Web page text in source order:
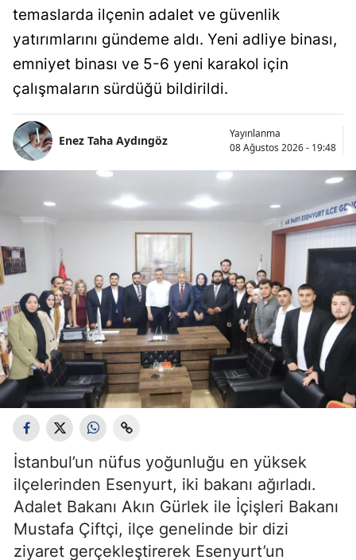
temaslarda ilçenin adalet ve güvenlik
yatırımlarını gündeme aldı. Yeni adliye binası,
emniyet binası ve 5-6 yeni karakol için
çalışmaların sürdüğü bildirildi.
Enez Taha Aydıngöz
Yayınlanma
08 Ağustos 2026 - 19:48
İstanbul’un nüfus yoğunluğu en yüksek
ilçelerinden Esenyurt, iki bakanı ağırladı.
Adalet Bakanı Akın Gürlek ile İçişleri Bakanı
Mustafa Çiftçi, ilçe genelinde bir dizi
ziyaret gerçekleştirerek Esenyurt’un